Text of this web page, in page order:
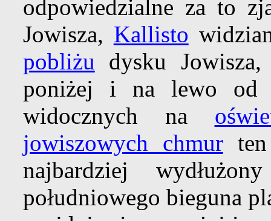
odpowiedzialne za to
Jowisza, Kallisto
pobliżu dysku
poniżej i na lewo od
widocznych na
jowiszowych chmurten
najbardziej
południowego bieguna